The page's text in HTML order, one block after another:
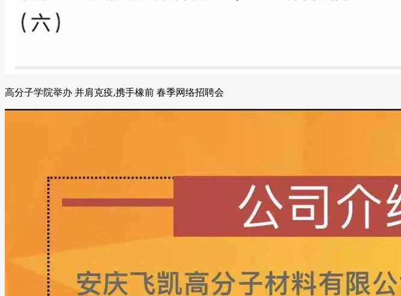
高分子学院举办 并肩克疫,携手橡前 春季网络招聘会